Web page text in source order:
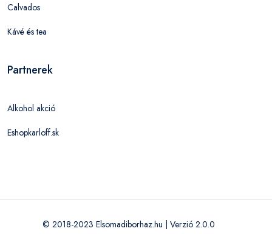
Calvados
Kávé és tea
Partnerek
Alkohol akció
Eshopkarloff.sk
© 2018-2023 Elsomadiborhaz.hu | Verzió 2.0.0